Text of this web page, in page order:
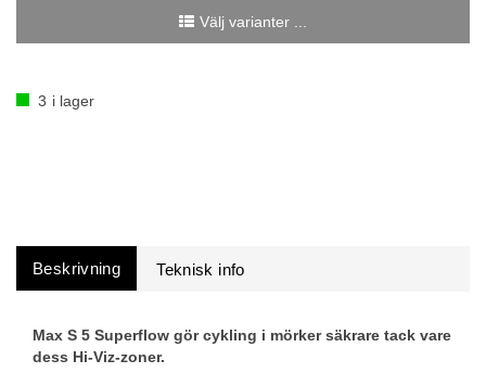
Välj varianter ...
3 i lager
Beskrivning
Max S 5 Superflow gör cykling i mörker säkrare tack vare
dess Hi-Viz-zoner.